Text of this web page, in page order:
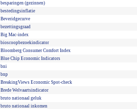
besparingen (gezinnen)
bestedingsinflatie
Beveridgecurve
bezettingsgraad
Big Mac-index
bioscoopbezoekindicator
Bloomberg Consumer Comfort Index
Blue Chip Economic Indicators
bni
bnp
BreakingViews Economic Spot-check
Brede Welvaartsindicator
bruto nationaal geluk
bruto nationaal inkomen